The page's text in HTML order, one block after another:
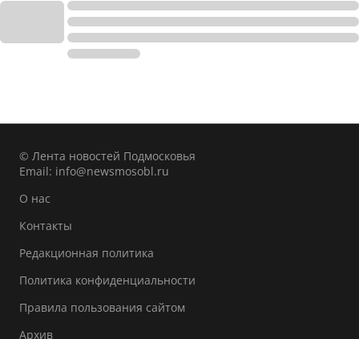
© Лента новостей Подмосковья
Email: info@newsmosobl.ru
О нас
Контакты
Редакционная политика
Политика конфиденциальности
Правила пользования сайтом
Архив